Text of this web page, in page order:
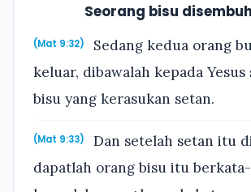
Seorang bisu
(Mat 9:32)
Sedang kedua orang
keluar, dibawalah kepada Yesus
bisu yang kerasukan setan.
(Mat 9:33)
Dan setelah setan itu
dapatlah orang bisu itu